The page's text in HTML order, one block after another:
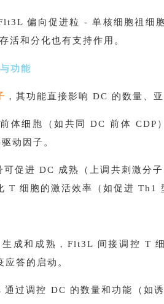
偏向促进粒 - 单核细胞祖细
活和分化也有支持作用。
功能
，其功能直接影响 DC 的数量、
体细胞（如共同 DC 前体
动因子。
可促进 DC 成熟（上调共刺激
T 细胞的激活效率（如促进 Th1
生成和成熟，Flt3L 间接调控 T
答的启动。
通过调控 DC 的数量和功能（如